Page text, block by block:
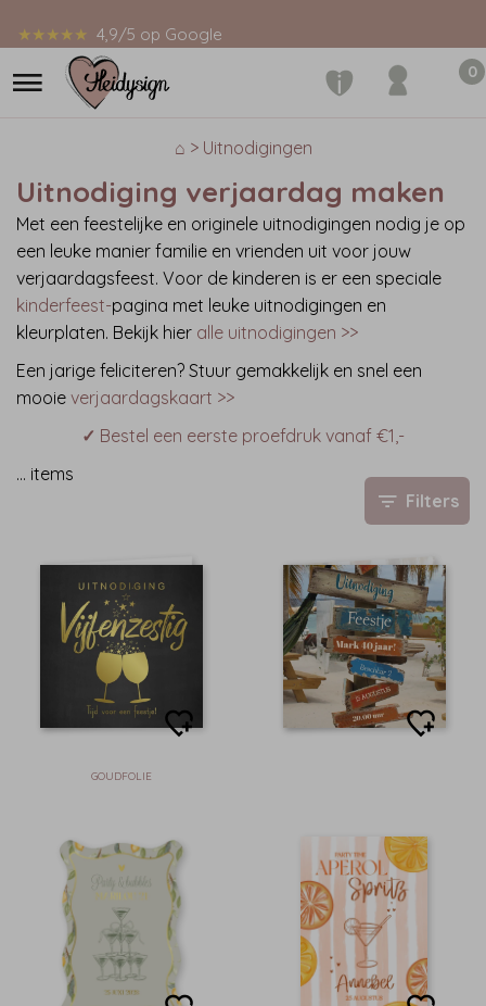
★★★★★ 4,9/5 op Google
0
⌂ > Uitnodigingen
Uitnodiging verjaardag maken
Met een feestelijke en originele uitnodigingen nodig je op
een leuke manier familie en vrienden uit voor jouw
verjaardagsfeest. Voor de kinderen is er een speciale
kinderfeest-pagina met leuke uitnodigingen en
kleurplaten. Bekijk hier alle uitnodigingen >>
Een jarige feliciteren? Stuur gemakkelijk en snel een
mooie verjaardagskaart >>
✓ Bestel een eerste proefdruk vanaf €1,-
… items
Filters
GOUDFOLIE